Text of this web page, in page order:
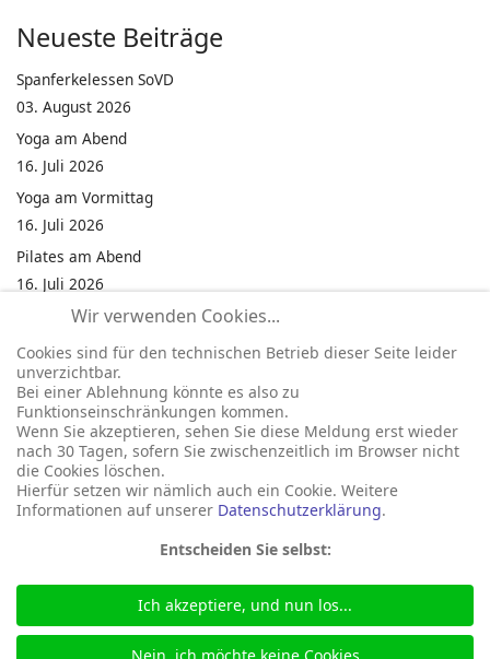
Neueste Beiträge
Spanferkelessen SoVD
03. August 2026
Yoga am Abend
16. Juli 2026
Yoga am Vormittag
16. Juli 2026
Pilates am Abend
16. Juli 2026
Jumping Fitness Intervall
16. Juli 2026
Jumping Fitness Erwachsene
16. Juli 2026
Kinderfest in Neukirchen
16. Juli 2026
© 2026 Gemeinde Neukirchen
Seite betreut durch: marka-it.net
Wir verwenden Cookies...
Cookies sind für den technischen Betrieb dieser Seite leider
unverzichtbar.
Bei einer Ablehnung könnte es also zu
Funktionseinschränkungen kommen.
Wenn Sie akzeptieren, sehen Sie diese Meldung erst wieder
nach 30 Tagen, sofern Sie zwischenzeitlich im Browser nicht
die Cookies löschen.
Hierfür setzen wir nämlich auch ein Cookie. Weitere
Informationen auf unserer Datenschutzerklärung.
Entscheiden Sie selbst:
Ich akzeptiere, und nun los...